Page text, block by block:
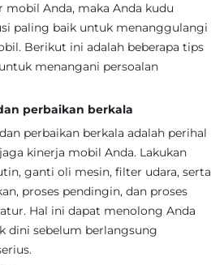
Anda, maka Anda kudu
paling baik untuk menanggulangi
Berikut ini adalah beberapa tips
menangani persoalan
perbaikan berkala
perbaikan berkala adalah perihal
kinerja mobil Anda. Lakukan
ganti oli mesin, filter udara, serta
proses pendingin, dan proses
Hal ini dapat menolong Anda
dini sebelum berlangsung